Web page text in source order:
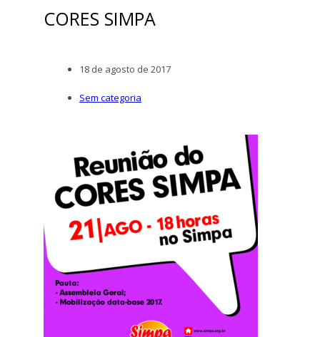
CORES SIMPA
18 de agosto de 2017
Sem categoria